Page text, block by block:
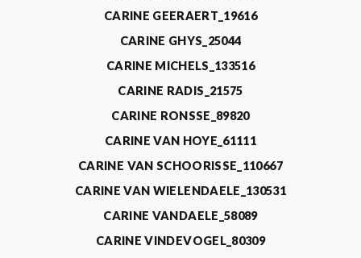
CARINE GEERAERT_19616
CARINE GHYS_25044
CARINE MICHELS_133516
CARINE RADIS_21575
CARINE RONSSE_89820
CARINE VAN HOYE_61111
CARINE VAN SCHOORISSE_110667
CARINE VAN WIELENDAELE_130531
CARINE VANDAELE_58089
CARINE VINDEVOGEL_80309